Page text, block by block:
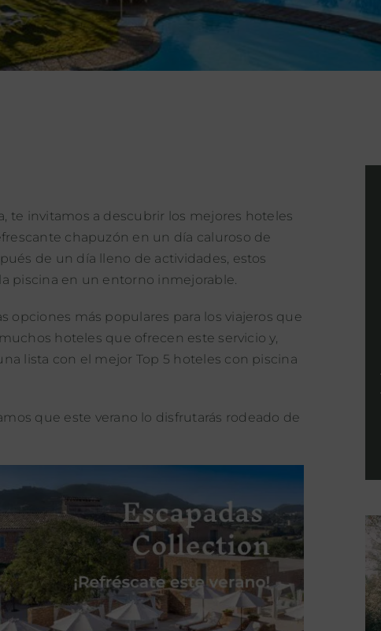
te invitamos a descubrir los mejores hoteles
chapuzón en un día caluroso de
de un día lleno de actividades, estos
piscina en un entorno inmejorable.
opciones más populares para los viajeros que
hoteles que ofrecen este servicio y,
lista con el mejor Top 5 hoteles con piscina
que este verano lo disfrutarás rodeado de